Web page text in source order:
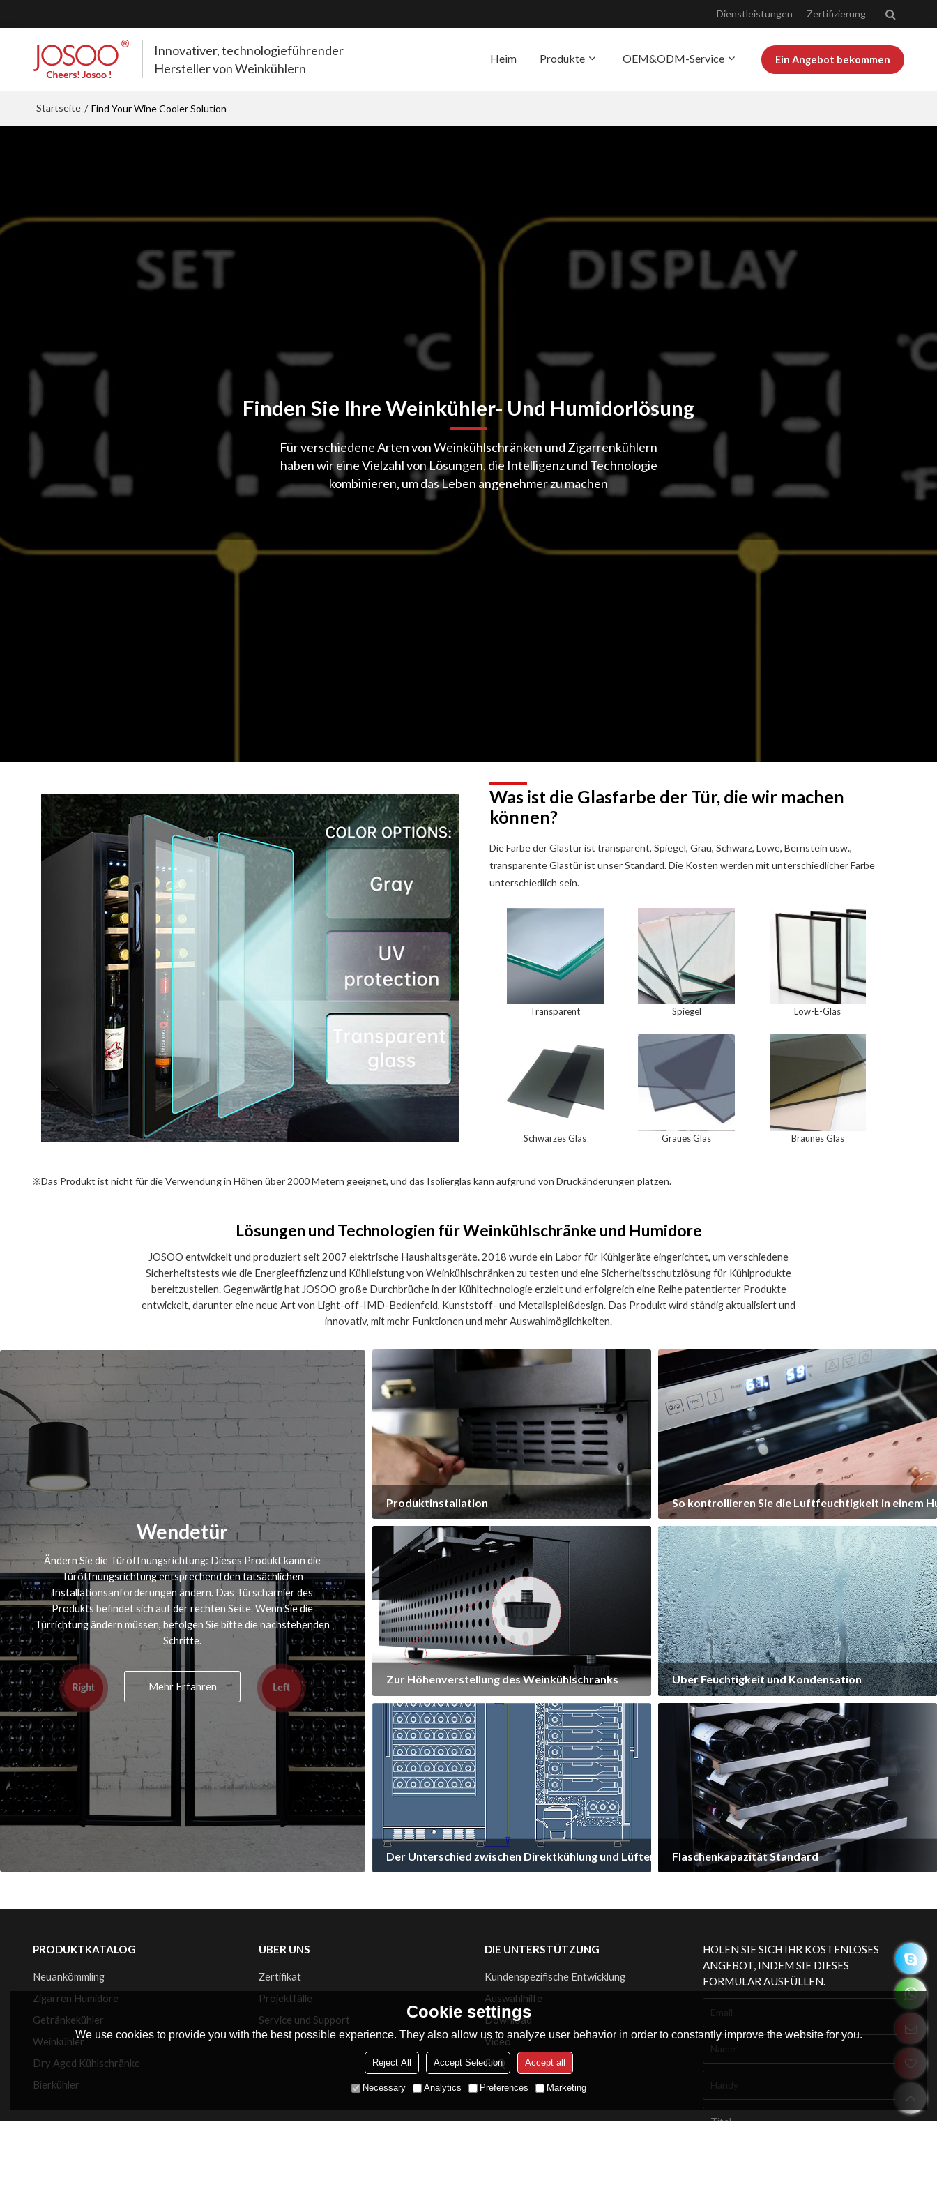
Dienstleistungen Zertifizierung
Innovativer, technologieführender
Hersteller von Weinkühlern
Heim Produkte OEM&ODM-Service Ein Angebot bekommen
Startseite / Find Your Wine Cooler Solution
Finden Sie Ihre Weinkühler- Und Humidorlösung
Für verschiedene Arten von Weinkühlschränken und Zigarrenkühlern
haben wir eine Vielzahl von Lösungen, die Intelligenz und Technologie
kombinieren, um das Leben angenehmer zu machen
Was ist die Glasfarbe der Tür, die wir machen
können?
Die Farbe der Glastür ist transparent, Spiegel, Grau, Schwarz, Lowe, Bernstein usw.,
transparente Glastür ist unser Standard. Die Kosten werden mit unterschiedlicher Farbe
unterschiedlich sein.
Transparent Spiegel Low-E-Glas
Schwarzes Glas Graues Glas Braunes Glas
※Das Produkt ist nicht für die Verwendung in Höhen über 2000 Metern geeignet, und das Isolierglas kann aufgrund von Druckänderungen platzen.
Lösungen und Technologien für Weinkühlschränke und Humidore
JOSOO entwickelt und produziert seit 2007 elektrische Haushaltsgeräte. 2018 wurde ein Labor für Kühlgeräte eingerichtet, um verschiedene
Sicherheitstests wie die Energieeffizienz und Kühlleistung von Weinkühlschränken zu testen und eine Sicherheitsschutzlösung für Kühlprodukte
bereitzustellen. Gegenwärtig hat JOSOO große Durchbrüche in der Kühltechnologie erzielt und erfolgreich eine Reihe patentierter Produkte
entwickelt, darunter eine neue Art von Light-off-IMD-Bedienfeld, Kunststoff- und Metallspleißdesign. Das Produkt wird ständig aktualisiert und
innovativ, mit mehr Funktionen und mehr Auswahlmöglichkeiten.
Wendetür
Ändern Sie die Türöffnungsrichtung: Dieses Produkt kann die
Türöffnungsrichtung entsprechend den tatsächlichen
Installationsanforderungen ändern. Das Türscharnier des
Produkts befindet sich auf der rechten Seite. Wenn Sie die
Türrichtung ändern müssen, befolgen Sie bitte die nachstehenden
Schritte.
Mehr Erfahren
Produktinstallation
Installationsanweisungen für Weinkühlerprodukte
Vorsichtsmaßnahmen für die Installation von
Weinkühlschränken
Mehr erfahren
So kontrollieren Sie die Luftfeuchtigkeit in einem
Wassertank für Zigarrenhumidor
Humidor-Regale
Mehr erfahren
Zur Höhenverstellung des Weinkühlschranks
Nivellierbein, Beinhöhe? Wie viel ist maximal
einstellbar?
Wie viel trägt es?
Mehr erfahren
Über Feuchtigkeit und Kondensation
Warum es zu Kondensation kommt
So lösen Sie das Problem der Kondensation
Mehr erfahren
Der Unterschied zwischen Direktkühlung und Lüfterkühlung Flaschenkapazität Standard
PRODUKTKATALOG
Neuankömmling
Zigarren Humidore
Getränkekühler
Weinkühler
Dry Aged Kühlschränke
Bierkühler
ÜBER UNS
Zertifikat
Projektfälle
Service und Support
DIE UNTERSTÜTZUNG
Kundenspezifische Entwicklung
Auswahlhilfe
Download
Video
FAQ
HOLEN SIE SICH IHR KOSTENLOSES
ANGEBOT, INDEM SIE DIESES
FORMULAR AUSFÜLLEN.
Cookie settings
We use cookies to provide you with the best possible experience. They also allow us to analyze user behavior in order to constantly improve the website for you.
Reject All Accept Selection Accept all
Necessary Analytics Preferences Marketing